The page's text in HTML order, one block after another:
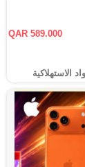
QAR 589.000
الاستهلاكية